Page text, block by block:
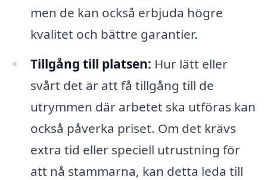
men de kan också erbjuda högre
kvalitet och bättre garantier.
Tillgång till platsen: Hur lätt eller
svårt det är att få tillgång till de
utrymmen där arbetet ska utföras kan
också påverka priset. Om det krävs
extra tid eller speciell utrustning för
att nå stammarna, kan detta leda till